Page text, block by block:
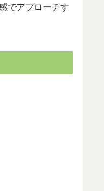
でアプローチす